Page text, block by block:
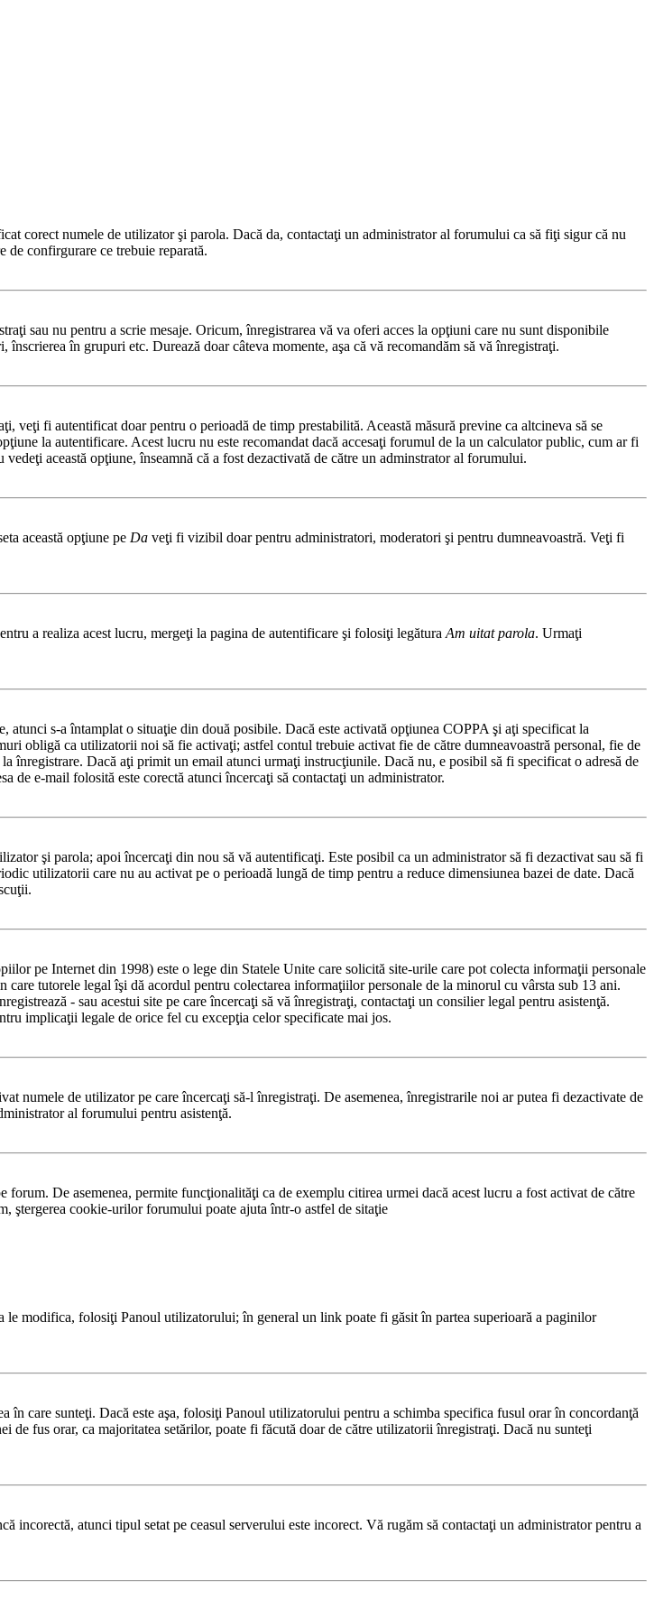
corect numele de utilizator şi parola. Dacă da, contactaţi un administrator al forumului ca să fiţi sigur că nu
de confirgurare ce trebuie reparată.
sau nu pentru a scrie mesaje. Oricum, înregistrarea vă va oferi acces la opţiuni care nu sunt disponibile
în grupuri etc. Durează doar câteva momente, aşa că vă recomandăm să vă înregistraţi.
veţi fi autentificat doar pentru o perioadă de timp prestabilită. Această măsură previne ca altcineva să se
la autentificare. Acest lucru nu este recomandat dacă accesaţi forumul de la un calculator public, cum ar fi
această opţiune, înseamnă că a fost dezactivată de către un adminstrator al forumului.
această opţiune pe Da veţi fi vizibil doar pentru administratori, moderatori şi pentru dumneavoastră. Veţi fi
a realiza acest lucru, mergeţi la pagina de autentificare şi folosiţi legătura Am uitat parola. Urmaţi
s-a întamplat o situaţie din două posibile. Dacă este activată opţiunea COPPA şi aţi specificat la
obligă ca utilizatorii noi să fie activaţi; astfel contul trebuie activat fie de către dumneavoastră personal, fie de
înregistrare. Dacă aţi primit un email atunci urmaţi instrucţiunile. Dacă nu, e posibil să fi specificat o adresă de
de e-mail folosită este corectă atunci încercaţi să contactaţi un administrator.
şi parola; apoi încercaţi din nou să vă autentificaţi. Este posibil ca un administrator să fi dezactivat sau să fi
utilizatorii care nu au activat pe o perioadă lungă de timp pentru a reduce dimensiunea bazei de date. Dacă
pe Internet din 1998) este o lege din Statele Unite care solicită site-urile care pot colecta informaţii personale
tutorele legal îşi dă acordul pentru colectarea informaţiilor personale de la minorul cu vârsta sub 13 ani.
- sau acestui site pe care încercaţi să vă înregistraţi, contactaţi un consilier legal pentru asistenţă.
implicaţii legale de orice fel cu excepţia celor specificate mai jos.
numele de utilizator pe care încercaţi să-l înregistraţi. De asemenea, înregistrarile noi ar putea fi dezactivate de
al forumului pentru asistenţă.
De asemenea, permite funcţionalităţi ca de exemplu citirea urmei dacă acest lucru a fost activat de către
ştergerea cookie-urilor forumului poate ajuta într-o astfel de sitaţie
le modifica, folosiţi Panoul utilizatorului; în general un link poate fi găsit în partea superioară a paginilor
în care sunteţi. Dacă este aşa, folosiţi Panoul utilizatorului pentru a schimba specifica fusul orar în concordanţă
fus orar, ca majoritatea setărilor, poate fi făcută doar de către utilizatorii înregistraţi. Dacă nu sunteţi
incorectă, atunci tipul setat pe ceasul serverului este incorect. Vă rugăm să contactaţi un administrator pentru a